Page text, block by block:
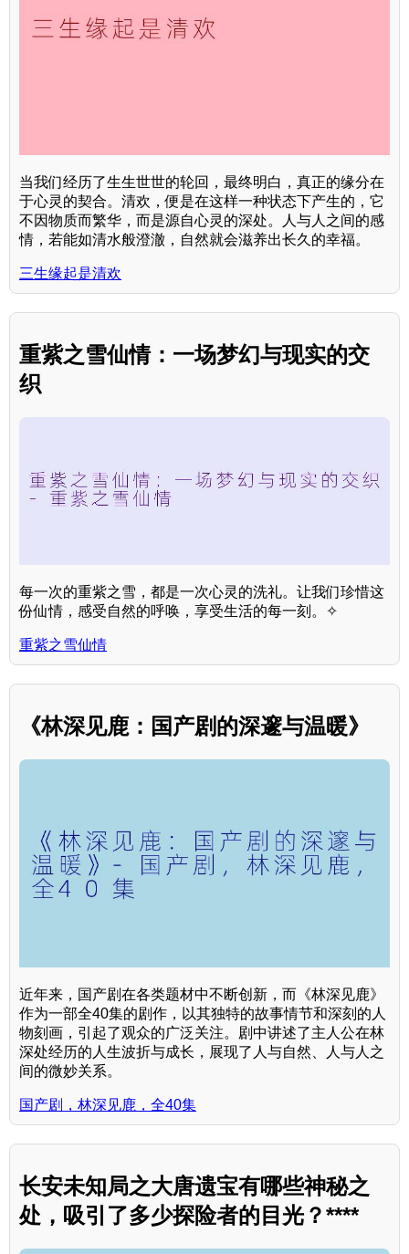
当我们经历了生生世世的轮回，最终明白，真正的缘分在
于心灵的契合。清欢，便是在这样一种状态下产生的，它
不因物质而繁华，而是源自心灵的深处。人与人之间的感
情，若能如清水般澄澈，自然就会滋养出长久的幸福。
三生缘起是清欢
重紫之雪仙情：一场梦幻与现实的交
织
每一次的重紫之雪，都是一次心灵的洗礼。让我们珍惜这
份仙情，感受自然的呼唤，享受生活的每一刻。✧
重紫之雪仙情
《林深见鹿：国产剧的深邃与温暖》
近年来，国产剧在各类题材中不断创新，而《林深见鹿》
作为一部全40集的剧作，以其独特的故事情节和深刻的人
物刻画，引起了观众的广泛关注。剧中讲述了主人公在林
深处经历的人生波折与成长，展现了人与自然、人与人之
间的微妙关系。
国产剧，林深见鹿，全40集
长安未知局之大唐遗宝有哪些神秘之
处，吸引了多少探险者的目光？****